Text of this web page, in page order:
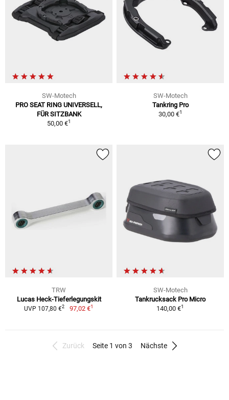
SW-Motech
PRO SEAT RING UNIVERSELL,
FÜR SITZBANK
50,00 €1
SW-Motech
Tankring Pro
30,00 €1
TRW
Lucas Heck-Tieferlegungskit
UVP 107,80 €2 97,02 €1
SW-Motech
Tankrucksack Pro Micro
140,00 €1
Zurück Seite 1 von 3 Nächste